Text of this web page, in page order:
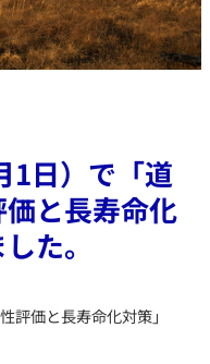
1日）で「道
と長寿命化
た。
評価と長寿命化対策」